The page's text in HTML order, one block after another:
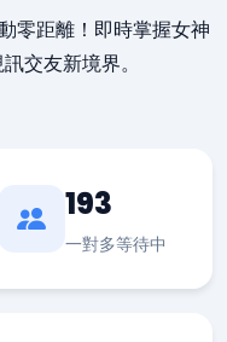
零距離！即時掌握女神
交友新境界。
193
一對多等待中